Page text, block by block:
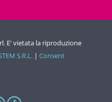
E' vietata la riproduzione
S.R.L. | Consent